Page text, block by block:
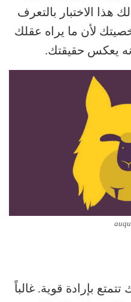
هذا الاختبار بالتعرف
لأن ما يراه عقلك
يعكس حقيقتك.
بإرادة قوية. غالباً